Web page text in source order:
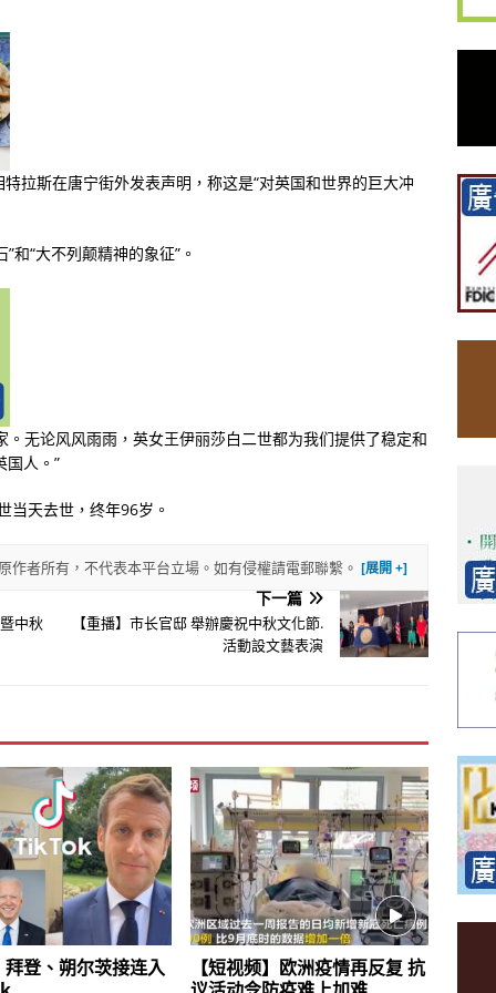
拉斯在唐宁街外发表声明，称这是“对英国和世界的巨大冲
和“大不列颠精神的象征”。
无论风风雨雨，英女王伊丽莎白二世都为我们提供了稳定和
国人。”
当天去世，终年96岁。
者所有，不代表本平台立場。如有侵權請電郵聯繫。
中秋
下一篇
【重播】市长官邸 舉辦慶祝中秋文化節.
活動設文藝表演
登、朔尔茨接连入
【短视频】欧洲疫情再反复 抗